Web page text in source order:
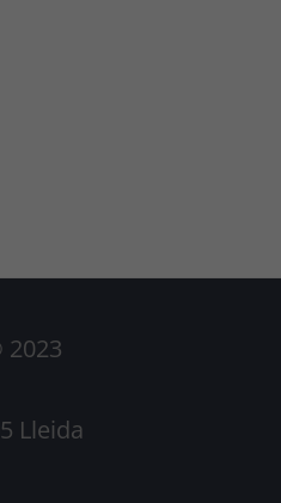
2023
Lleida